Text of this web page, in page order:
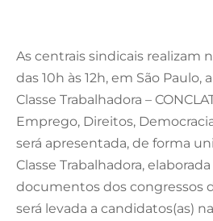
As centrais sindicais realizam
das 10h às 12h, em São Paulo,
Classe Trabalhadora –
Emprego, Direitos,
será apresentada, de forma
Classe Trabalhadora,
documentos dos congressos
será levada a candidatos(as)